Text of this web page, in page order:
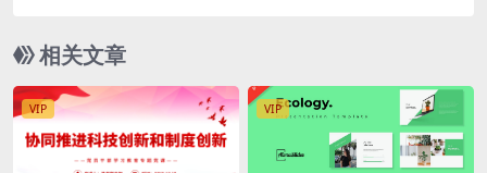
相关文章
VIP VIP